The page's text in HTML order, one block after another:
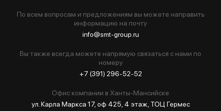
По всем вопросам и предложениям вы можете направить
информацию на почту
info@smt-group.ru
Вы также всегда можете напрямую связаться с нами по
номеру
+7 (391) 296-52-52
Офис компании в Ханты-Мансийске
ул. Карла Маркса 17, оф 425, 4 этаж, ТОЦ Гермес